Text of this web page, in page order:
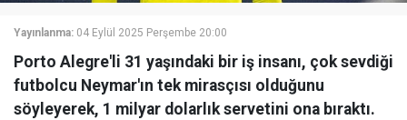
Yayınlanma: 04 Eylül 2025 Perşembe 20:00
Porto Alegre'li 31 yaşındaki bir iş insanı, çok sevdiği
futbolcu Neymar'ın tek mirasçısı olduğunu
söyleyerek, 1 milyar dolarlık servetini ona bıraktı.